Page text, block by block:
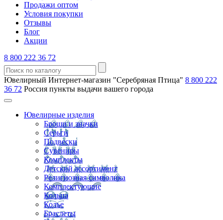
Продажи оптом
Условия покупки
Отзывы
Блог
Акции
8 800 222 36 72
Ювелирный Интернет-магазин "Серебряная Птица" 8 800 222
36 72 Россия пункты выдачи вашего города
Ювелирные изделия
Броши и значки
Серьги
Подвески
Сувениры
Комплекты
Детский ассортимент
Религиозная символика
Комплектующие
Кольца
Колье
Браслеты